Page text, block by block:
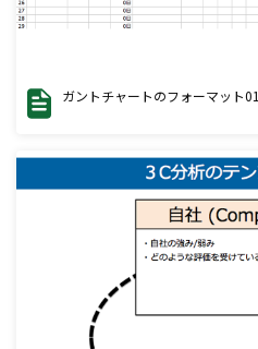
ガントチャートのフォーマット01